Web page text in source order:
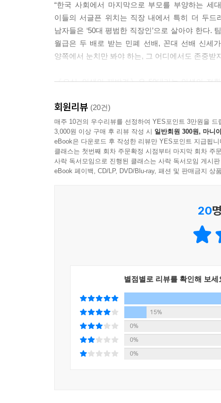
직장에서 새로운 업무를 발굴해 미지의 분야에
것도 의미가 있다. 왜냐하면 중년기 이후 삶에서
는 것이기 때문이다. 그리고 이런 것들은 ‘관념’
내가 그 일을 좋아하는지, 잘할 수 있는지, 그리고
---「Chapter 4. 오십의 파도를 현명하게 헤쳐 나가자」중
“한국 사회에서 마지막으로 부모를 부양하는 세
이들의 서글픈 위치는 직장 내에서 특히 더 두드
남자들은 ‘50대 평범한 직장인’으로 살아야 한다
월급은 두 배로 받는 민폐 선배, 꼰대 선배 신세
양쪽에서 눈치만 봐야 하는, 그 어디에서도 존중
《오십, 인생의 재발견》은 50대라는 인생의 전
주연’에서 ‘월급만 축내는 민폐 상사’로 전락한
예측이 안 될 만큼 빠르게 변하는 세상 속에서 당
‘앞으로 뭐 해서 먹고살지?’에 대한 걱정과 염려
무엇을 하며 어떻게 먹고살아야 하는 것일까?
받아들이며 능숙하게 대처하려는 마음가짐을
방법을 제시한다.
버티는 삶에서 성장하는 삶으로 가기 위한 새로운
이 책은 크게 두 부분으로 나뉜다. 1~2장에서는
당하며 방황의 시기를 겪었다고 고백한다. 그런
성장과 도약을 위한 결단이 필요하다고 말이다.
3~4장에서는 중년의 위기를 기회로 바꾸기 위한
인생을 돌아보며 나는 누구인지, 내가 무엇을 좋
한다. “왜 나이 오십에 정체성을 생각해야 하는가
회원리뷰 (20건)
매주 10건의 우수리뷰를 선정하여 YES포인트 3만원을 드
3,000원 이상 구매 후 리뷰 작성 시 일반회원 300원, 마니
eBook은 다운로드 후 작성한 리뷰만 YES포인트 지급됩니
클래스는 첫번째 회차 주문확정 시점부터 마지막 회차 주
사락 독서모임으로 진행된 클래스는 사락 독서모임 게시
eBook 페이백, CD/LP, DVD/Blu-ray, 패션 및 판매금지 상
20
별점별로 리뷰를 확인해 보세
15%
0%
0%
0%